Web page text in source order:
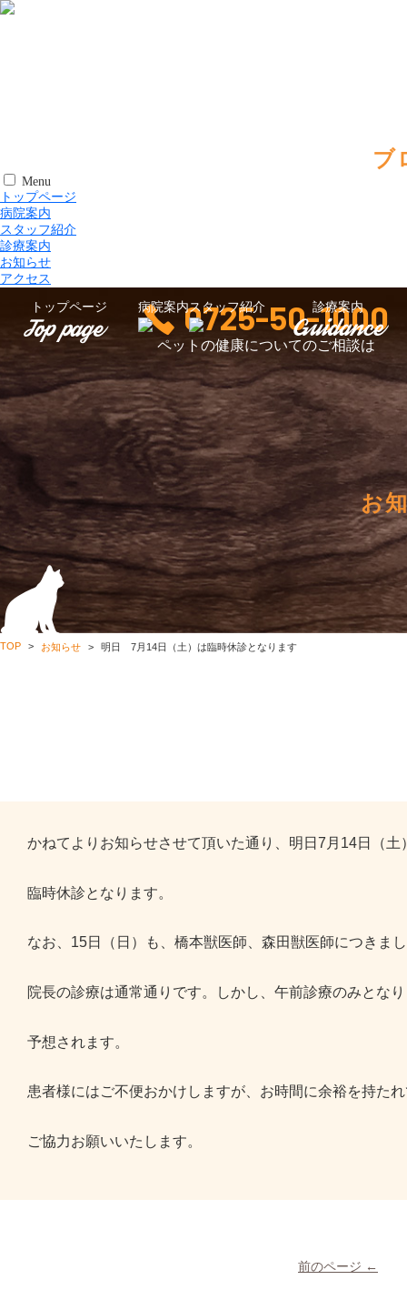
ブ
Menu
トップページ
病院案内
スタッフ紹介
診療案内
お知らせ
アクセス
0725-50-1000
ペットの健康についてのご相談は
トップページ 病院案内スタッフ紹介 診療案内
お
TOP お知らせ 明日 7月14日（土）は臨時休診となります
かねてよりお知らせさせて頂いた通り、明日7月14日（
臨時休診となります。
なお、15日（日）も、橋本獣医師、森田獣医師につきま
院長の診療は通常通りです。しかし、午前診療のみとな
予想されます。
患者様にはご不便おかけしますが、お時間に余裕を持た
ご協力お願いいたします。
前のページ ←